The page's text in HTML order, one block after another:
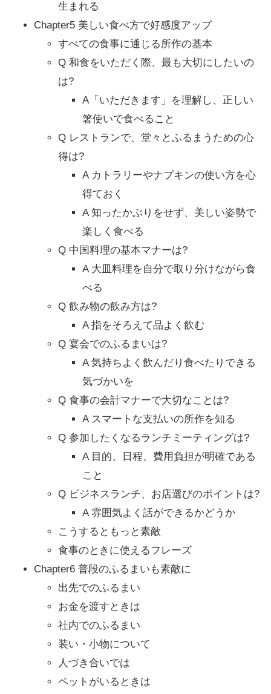
生まれる
Chapter5 美しい食べ方で好感度アップ
すべての食事に通じる所作の基本
Q 和食をいただく際、最も大切にしたいの
は?
A「いただきます」を理解し、正しい
箸使いで食べること
Q レストランで、堂々とふるまうための心
得は?
A カトラリーやナプキンの使い方を心
得ておく
A 知ったかぶりをせず、美しい姿勢で
楽しく食べる
Q 中国料理の基本マナーは?
A 大皿料理を自分で取り分けながら食
べる
Q 飲み物の飲み方は?
A 指をそろえて品よく飲む
Q 宴会でのふるまいは?
A 気持ちよく飲んだり食べたりできる
気づかいを
Q 食事の会計マナーで大切なことは?
A スマートな支払いの所作を知る
Q 参加したくなるランチミーティングは?
A 目的、日程、費用負担が明確である
こと
Q ビジネスランチ、お店選びのポイントは?
A 雰囲気よく話ができるかどうか
こうするともっと素敵
食事のときに使えるフレーズ
Chapter6 普段のふるまいも素敵に
出先でのふるまい
お金を渡すときは
社内でのふるまい
装い・小物について
人づき合いでは
ペットがいるときは